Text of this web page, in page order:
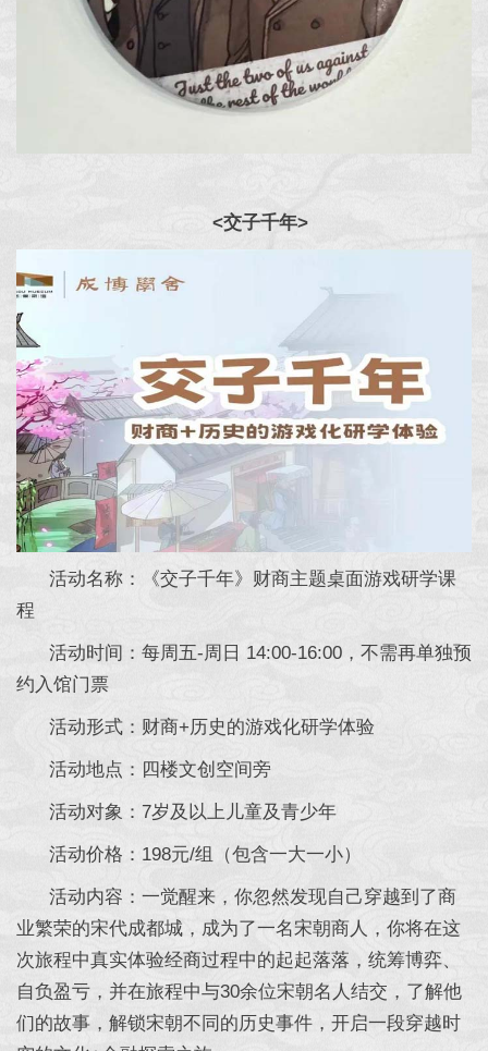
<交子千年>
活动名称：《交子千年》财商主题桌面游戏研学课
程
活动时间：每周五-周日 14:00-16:00，不需再单独预
约入馆门票
活动形式：财商+历史的游戏化研学体验
活动地点：四楼文创空间旁
活动对象：7岁及以上儿童及青少年
活动价格：198元/组（包含一大一小）
活动内容：一觉醒来，你忽然发现自己穿越到了商
业繁荣的宋代成都城，成为了一名宋朝商人，你将在这
次旅程中真实体验经商过程中的起起落落，统筹博弈、
自负盈亏，并在旅程中与30余位宋朝名人结交，了解他
们的故事，解锁宋朝不同的历史事件，开启一段穿越时